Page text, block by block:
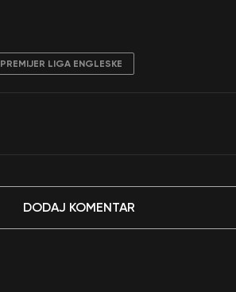
PREMIJER LIGA ENGLESKE
DODAJ KOMENTAR